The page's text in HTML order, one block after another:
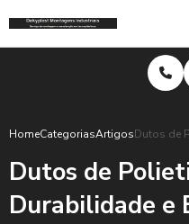
HomeCategoriasArtigosDutos de
Dutos de
Durabilidade e